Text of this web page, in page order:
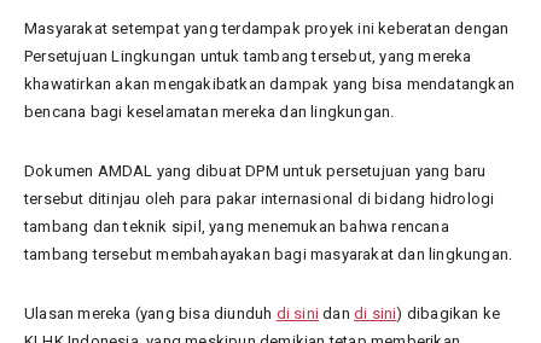
Masyarakat setempat yang terdampak proyek ini keberatan dengan
Persetujuan Lingkungan untuk tambang tersebut, yang mereka
khawatirkan akan mengakibatkan dampak yang bisa mendatangkan
bencana bagi keselamatan mereka dan lingkungan.
Dokumen AMDAL yang dibuat DPM untuk persetujuan yang baru
tersebut ditinjau oleh para pakar internasional di bidang hidrologi
tambang dan teknik sipil, yang menemukan bahwa rencana
tambang tersebut membahayakan bagi masyarakat dan lingkungan.
Ulasan mereka (yang bisa diunduh di sini dandi sini) dibagikan ke